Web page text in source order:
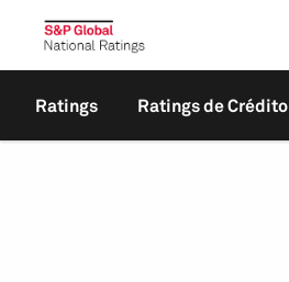
Ratings Ratings de Crédito